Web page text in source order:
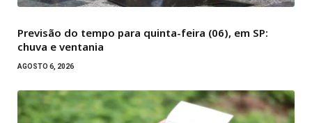
Previsão do tempo para quinta-feira (06), em SP:
chuva e ventania
AGOSTO 6, 2026